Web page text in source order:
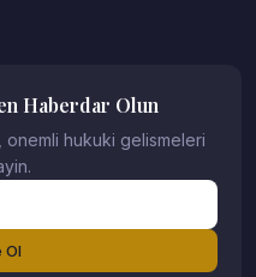
Haberdar Olun
hukuki gelismeleri
Ol